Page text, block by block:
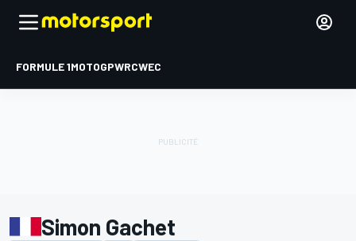
FORMULE 1MOTOGPWRCWEC
Simon Gachet